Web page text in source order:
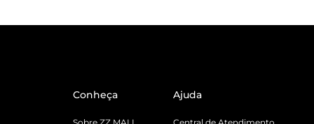
Conheça Ajuda